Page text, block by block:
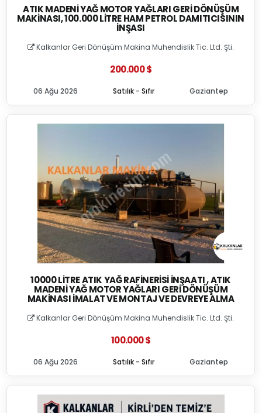
ATIK MADENI YAĞ MOTOR YAĞLARI GERI DÖNÜŞÜM
MAKINASI, 100.000 LITRE HAM PETROL DAMITICISININ
İNŞASI
Kalkanlar Geri Dönüşüm Makina Muhendislik Tic. Ltd. Şti.
200.000 $
Satılık - Sıfır
06 Ağu 2026 Gaziantep
10000 LITRE ATIK YAĞ RAFINERISI İNŞAATI , ATIK
MADENI YAĞ MOTOR YAĞLARI GERI DÖNÜŞÜM
MAKINASI İMALAT VE MONTAJ VE DEVREYE ALMA
Kalkanlar Geri Dönüşüm Makina Muhendislik Tic. Ltd. Şti.
100.000 $
Satılık - Sıfır
06 Ağu 2026 Gaziantep